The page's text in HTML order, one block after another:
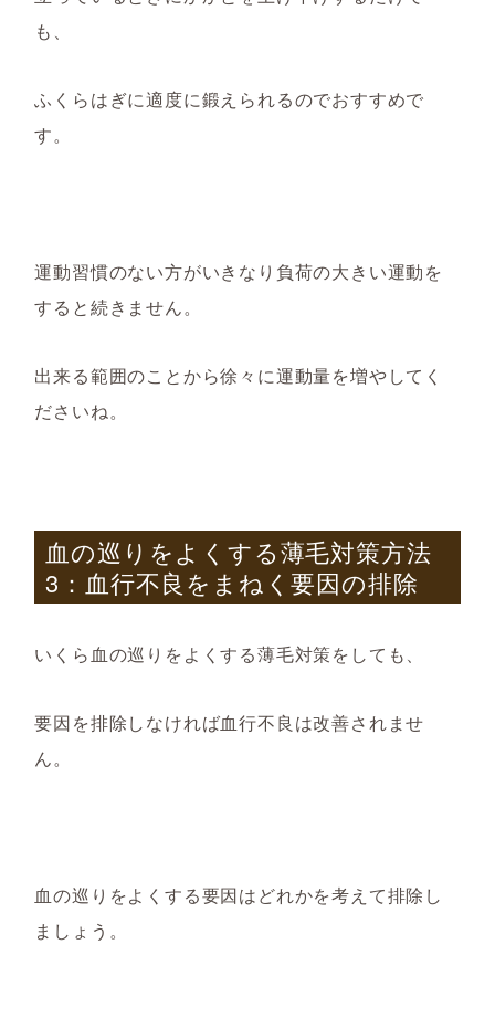
も、
ふくらはぎに適度に鍛えられるのでおすすめで
す。
運動習慣のない方がいきなり負荷の大きい運動を
すると続きません。
出来る範囲のことから徐々に運動量を増やしてく
ださいね。
血の巡りをよくする薄毛対策方法
3 ：血行不良をまね く要因の排除
いくら血の巡りをよくする薄毛対策をしても、
要因を排除しなければ血行不良は改善されませ
ん。
血の巡りをよくする要因はどれかを考えて排除し
ましょう。